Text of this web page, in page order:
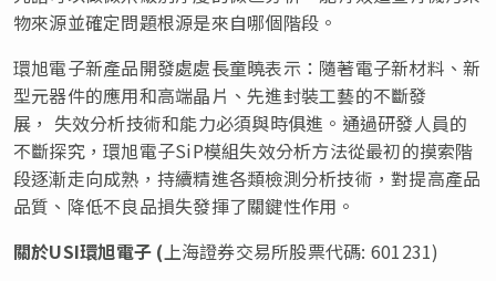
物來源並確定問題根源是來自哪個階段。
環旭電子新產品開發處處長童曉表示：隨著電子新材料、新
型元器件的應用和高端晶片、先進封裝工藝的不斷發
展， 失效分析技術和能力必須與時俱進。通過研發人員的
不斷探究，環旭電子SiP模組失效分析方法從最初的摸索階
段逐漸走向成熟，持續精進各類檢測分析技術，對提高產品
品質、降低不良品損失發揮了關鍵性作用。
關於USI環旭電子 (上海證券交易所股票代碼: 601231)